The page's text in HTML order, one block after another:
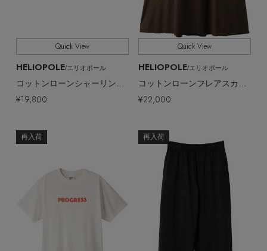
Quick View
HELIOPOLE/エリオポール
¥19,800
Quick View
HELIOPOLE/エリオポール
¥22,000
再入荷 再入荷